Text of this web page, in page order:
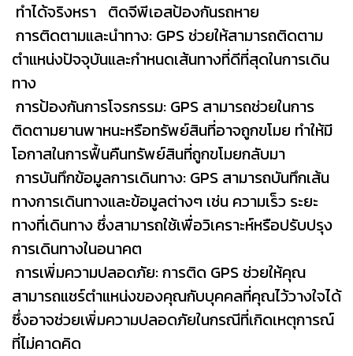
ทำได้จริงหรา ติดจีพีเอสป้องกันรถหาย
การติดตามและนำทาง: GPS ช่วยให้สามารถติดตาม
ตำแหน่งปัจจุบันและกำหนดเส้นทางที่ดีที่สุดในการเดิน
ทาง
การป้องกันการโจรกรรม: GPS สามารถช่วยในการ
ติดตามยานพาหนะหรือทรัพย์สินที่อาจถูกขโมย ทำให้มี
โอกาสในการฟื้นคืนทรัพย์สินที่ถูกขโมยกลับมา
การบันทึกข้อมูลการเดินทาง: GPS สามารถบันทึกเส้น
ทางการเดินทางและข้อมูลต่างๆ เช่น ความเร็ว ระยะ
ทางที่เดินทาง ซึ่งสามารถใช้เพื่อวิเคราะห์หรือปรับปรุง
การเดินทางในอนาคต
การเพิ่มความปลอดภัย: การติด GPS ช่วยให้คุณ
สามารถแชร์ตำแหน่งของคุณกับบุคคลที่คุณไว้วางใจได้
ซึ่งอาจช่วยเพิ่มความปลอดภัยในกรณีที่เกิดเหตุการณ์
ที่ไม่คาดคิด